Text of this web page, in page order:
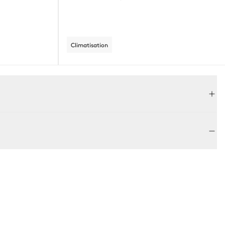
Climatisation